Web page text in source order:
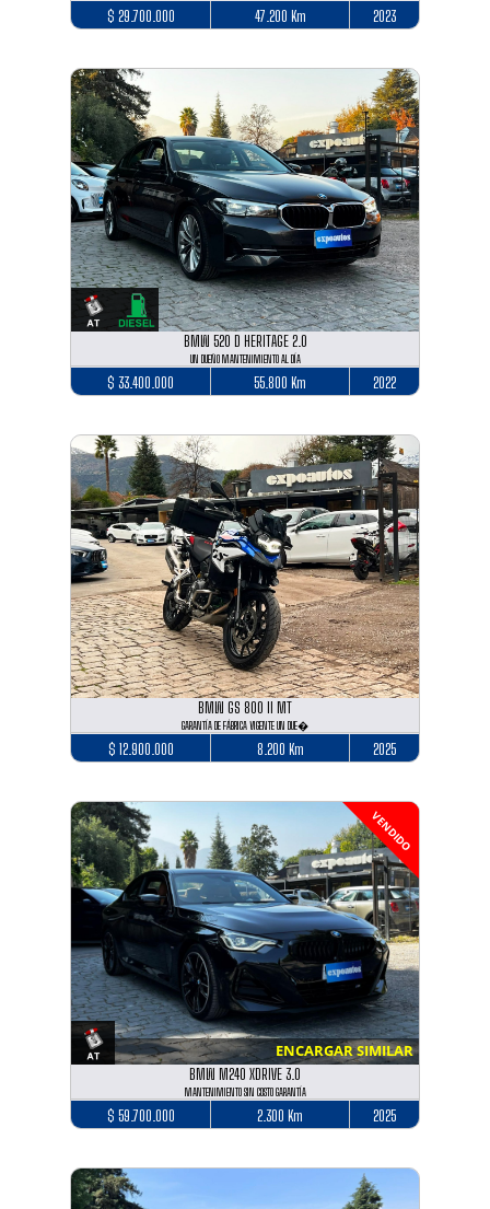
$ 29.700.000 47.200 Km 2023
BMW 520 D HERITAGE 2.0
UN DUEÑO MANTENIMIENTO AL DÍA
$ 33.400.000 55.800 Km 2022
BMW GS 800 II MT
GARANTÍA DE FÁBRICA VIGENTE UN DUE�
$ 12.900.000 8.200 Km 2025
VENDIDO
ENCARGAR SIMILAR
BMW M240 XDRIVE 3.0
MANTENIMIENTO SIN COSTO GARANTÍA
$ 59.700.000 2.300 Km 2025